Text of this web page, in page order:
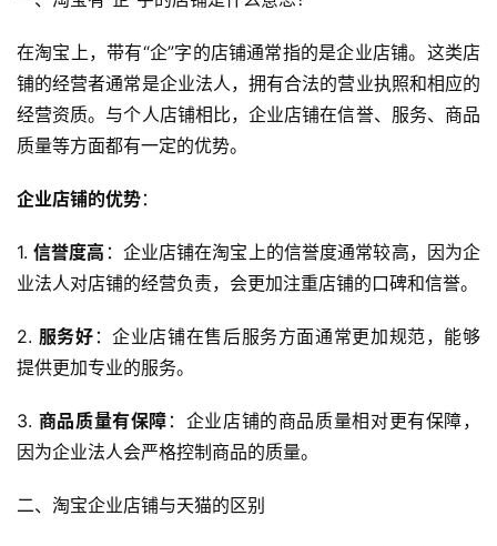
在淘宝上，带有“企”字的店铺通常指的是企业店铺。这类店
铺的经营者通常是企业法人，拥有合法的营业执照和相应的
经营资质。与个人店铺相比，企业店铺在信誉、服务、商品
质量等方面都有一定的优势。
企业店铺的优势：
1. 信誉度高 ：企业店铺在淘宝上的信誉度通常较高，因为企
业法人对店铺的经营负责，会更加注重店铺的口碑和信誉。
2. 服务好 ：企业店铺在售后服务方面通常更加规范，能够
提供更加专业的服务。
3. 商品质量有保障 ：企业店铺的商品质量相对更有保障，
因为企业法人会严格控制商品的质量。
二、淘宝企业店铺与天猫的区别